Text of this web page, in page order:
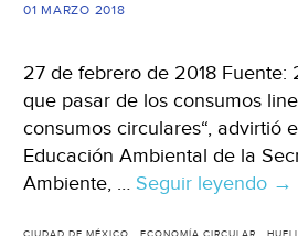
01 MARZO 2018
27 de febrero de 2018 Fuente:
que pasar de los consumos
consumos circulares“, advirtió
Educación Ambiental de la
Ambiente, … Seguir leyendo →